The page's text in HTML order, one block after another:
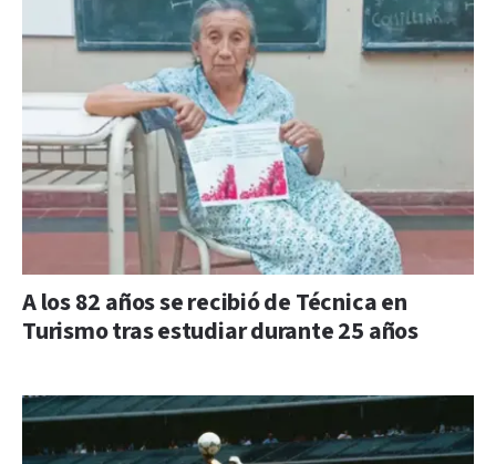
A los 82 años se recibió de Técnica en
Turismo tras estudiar durante 25 años